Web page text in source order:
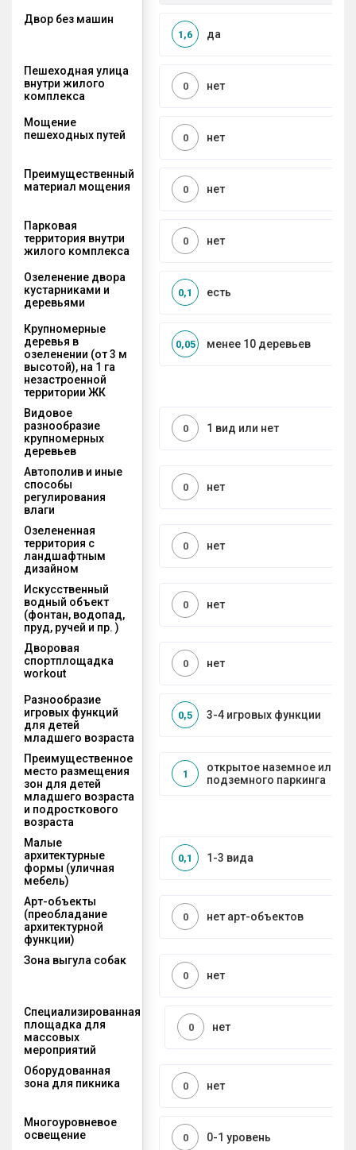
Двор без машин
да
1,6
Пешеходная улица
внутри жилого
комплекса
нет
0
Мощение
пешеходных путей
нет
0
Преимущественный
материал мощения
нет
0
Парковая
территория внутри
жилого комплекса
нет
0
Озеленение двора
кустарниками и
деревьями
есть
0,1
Крупномерные
деревья в
озеленении (от 3 м
высотой), на 1 га
незастроенной
территории ЖК
менее 10 деревьев
0,05
Видовое
разнообразие
крупномерных
деревьев
1 вид или нет
0
Автополив и иные
способы
регулирования
влаги
нет
0
Озелененная
территория с
ландшафтным
дизайном
нет
0
Искусственный
водный объект
(фонтан, водопад,
пруд, ручей и пр. )
нет
0
Дворовая
спортплощадка
workout
нет
0
Разнообразие
игровых функций
для детей
младшего возраста
3-4 игровых функции
0,5
Преимущественное
место размещения
зон для детей
младшего возраста
и подросткового
возраста
открытое наземное или на
подземного паркинга
1
Малые
архитектурные
формы (уличная
мебель)
1-3 вида
0,1
Арт-объекты
(преобладание
архитектурной
функции)
нет арт-объектов
0
Зона выгула собак
нет
0
Специализированная
площадка для
массовых
мероприятий
нет
0
Оборудованная
зона для пикника
нет
0
Многоуровневое
освещение
0-1 уровень
0